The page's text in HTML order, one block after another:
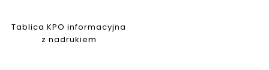
Tablica KPO informacyjna
z nadrukiem